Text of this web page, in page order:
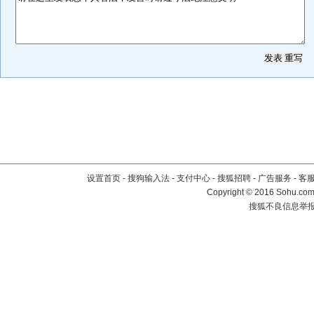
设置首页 - 搜狗输入法 - 支付中心 - 搜狐招聘 - 广告服务 - 客
Copyright©2016
搜狐不良信息举